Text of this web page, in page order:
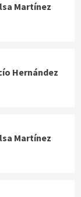
Martínez
Hernández
Martínez